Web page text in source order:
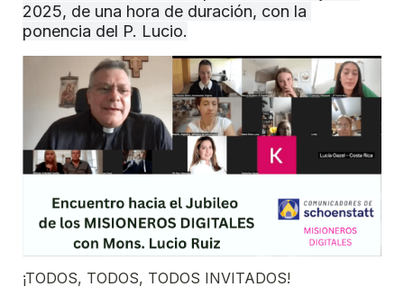
2025, de una hora de duración, con la
ponencia del P. Lucio.
¡TODOS, TODOS, TODOS INVITADOS!